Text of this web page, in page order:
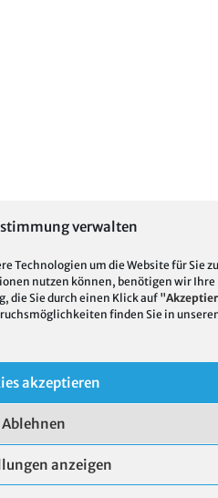
verwalten
Technologien um die Website für Sie zu
nutzen können, benötigen wir Ihre
die Sie durch einen Klick auf "
finden Sie in
akzeptieren
Ablehnen
anzeigen